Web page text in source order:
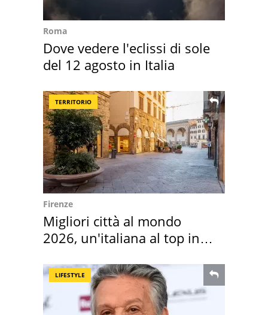
Roma
Dove vedere l'eclissi di sole
del 12 agosto in Italia
TERRITORIO
Firenze
Migliori città al mondo
2026, un'italiana al top in
LIFESTYLE